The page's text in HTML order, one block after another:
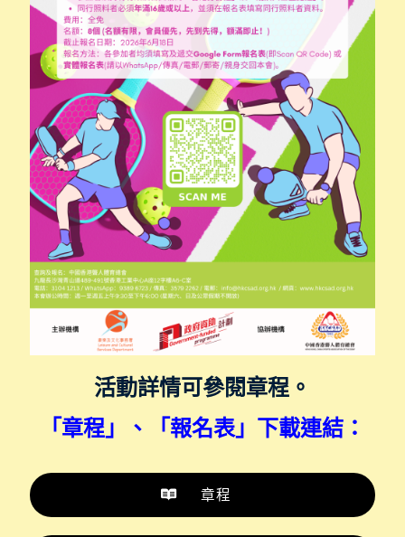
活動詳情可參閱章程。
「章程」、「報名表」 下載連結：
章程